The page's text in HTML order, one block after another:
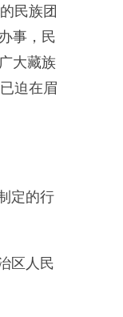
民族团
事，民
大藏族
迫在眉
定的行
区人民